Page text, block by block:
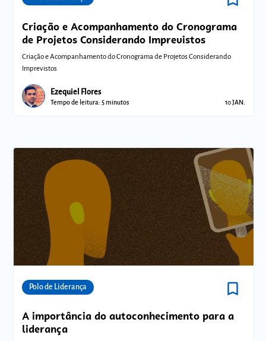
Criação e Acompanhamento do Cronograma
de Projetos Considerando Imprevistos
Criação e Acompanhamento do Cronograma de Projetos Considerando
Imprevistos
Ezequiel Flores
Tempo de leitura: 5 minutos 10 JAN.
Polo de Liderança bookmark_border
A importância do autoconhecimento para a
liderança